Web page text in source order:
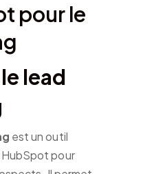
pour le
lead
est un outil
pour